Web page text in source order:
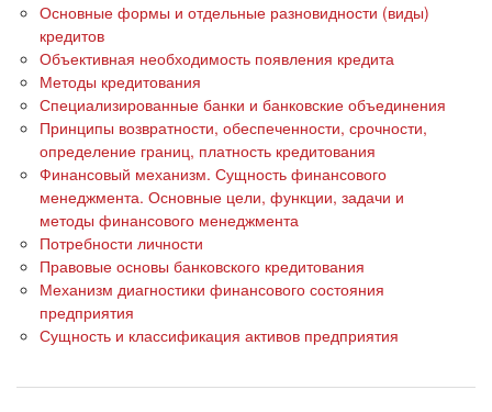
Основные формы и отдельные разновидности (виды)
кредитов
Объективная необходимость появления кредита
Методы кредитования
Специализированные банки и банковские объединения
Принципы возвратности, обеспеченности, срочности,
определение границ, платность кредитования
Финансовый механизм. Сущность финансового
менеджмента. Основные цели, функции, задачи и
методы финансового менеджмента
Потребности личности
Правовые основы банковского кредитования
Механизм диагностики финансового состояния
предприятия
Сущность и классификация активов предприятия